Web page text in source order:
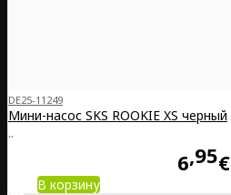
DE25-11249
Мини-насос SKS ROOKIE XS черный
..
6 95€
В корзину